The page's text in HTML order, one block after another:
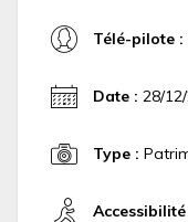
Télé-pilote :
Date : 28/
Type :
Accessibilité